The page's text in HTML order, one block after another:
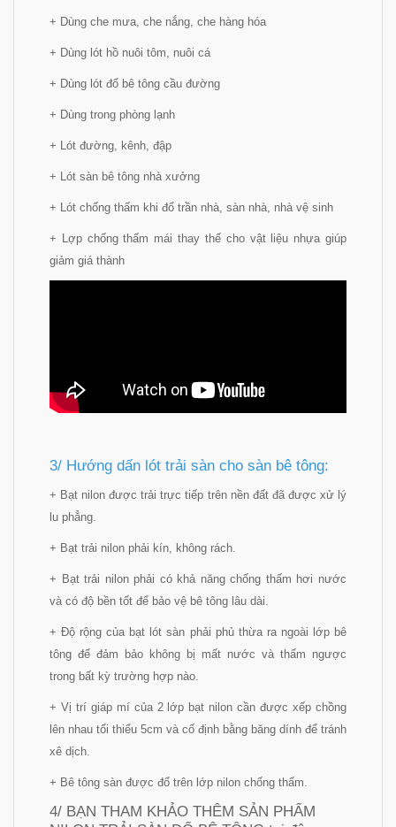
+ Dùng che mưa, che nắng, che hàng hóa
+ Dùng lót hồ nuôi tôm, nuôi cá
+ Dùng lót đổ bê tông cầu đường
+ Dùng trong phòng lạnh
+ Lót đường, kênh, đập
+ Lót sàn bê tông nhà xưởng
+ Lót chống thấm khi đổ trần nhà, sàn nhà, nhà vệ sinh
+ Lợp chống thấm mái thay thế cho vật liệu nhựa giúp
giảm giá thành
3/ Hướng dấn lót trải sàn cho sàn bê tông:
+ Bạt nilon được trải trực tiếp trên nền đất đã được xử lý
lu phẳng.
+ Bạt trải nilon phải kín, không rách.
+ Bạt trải nilon phải có khả năng chống thấm hơi nước
và có độ bền tốt để bảo vệ bê tông lâu dài.
+ Độ rộng của bạt lót sàn phải phủ thừa ra ngoài lớp bê
tông để đảm bảo không bị mất nước và thấm ngược
trong bất kỳ trường hợp nào.
+ Vị trí giáp mí của 2 lớp bạt nilon cần được xếp chồng
lên nhau tối thiểu 5cm và cố định bằng băng dính để tránh
xê dịch.
+ Bê tông sàn được đổ trên lớp nilon chống thấm.
4/ BẠN THAM KHẢO THÊM SẢN PHẨM